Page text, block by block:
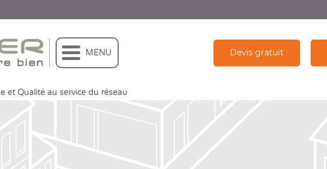
MENU Devis gratuit
et Qualité au service du réseau
et Qualité au service du réseau